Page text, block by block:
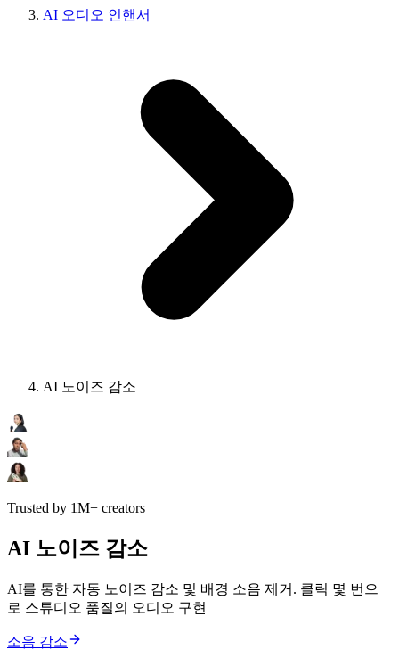
AI 오디오 인핸서
AI 노이즈 감소
Trusted by 1M+ creators
AI 노이즈 감소
AI를 통한 자동 노이즈 감소 및 배경 소음 제거. 클릭 몇 번으
로 스튜디오 품질의 오디오 구현
소음 감소